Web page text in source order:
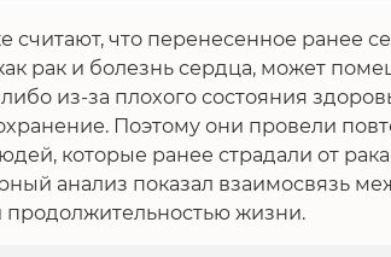
считают, что перенесенное ранее
рак и болезнь сердца, может
из-за плохого состояния
Поэтому они провели
которые ранее страдали от
анализ показал взаимосвязь
продолжительностью жизни.